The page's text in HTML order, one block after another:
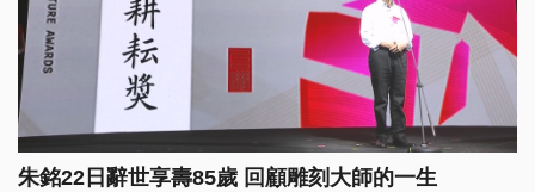
朱銘22日辭世享壽85歲 回顧雕刻大師的一生